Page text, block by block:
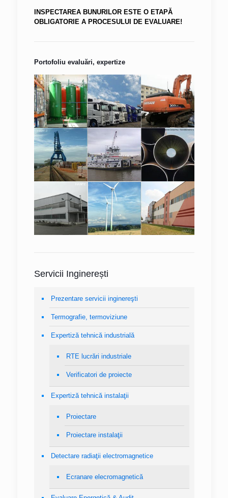
INSPECTAREA BUNURILOR ESTE O ETAPĂ
OBLIGATORIE A PROCESULUI DE EVALUARE!
Portofoliu evaluări, expertize
Servicii Inginerești
Prezentare servicii inginereşti
Termografie, termoviziune
Expertiză tehnică industrială
RTE lucrări industriale
Verificatori de proiecte
Expertiză tehnică instalaţii
Proiectare
Proiectare instalaţii
Detectare radiaţii electromagnetice
Ecranare elecromagnetică